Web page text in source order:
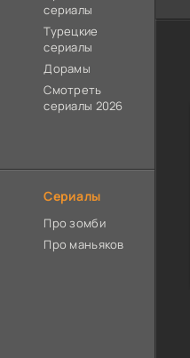
сериалы
Турецкие
сериалы
Дорамы
Смотреть
сериалы 2026
Сериалы
Про зомби
Про маньяков